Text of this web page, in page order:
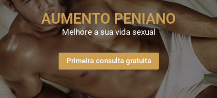
AUMENTO PENIANO
Melhore a sua vida sexual
Primeira consulta gratuita